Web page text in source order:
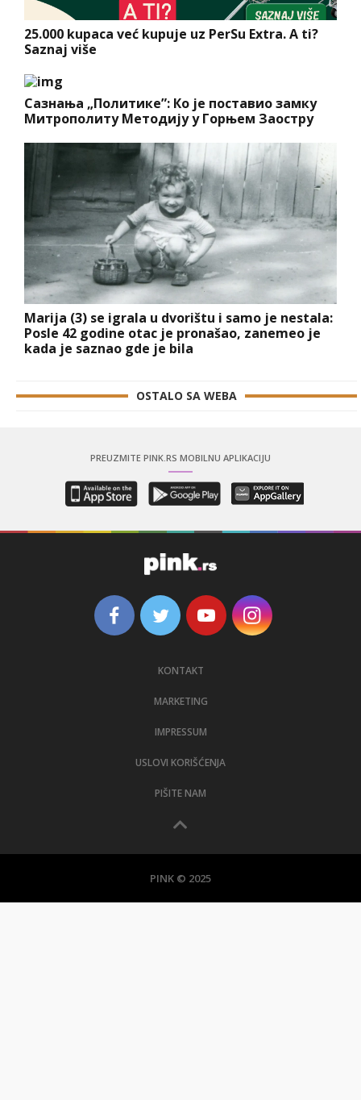
25.000 kupaca već kupuje uz PerSu Extra. A ti?
Saznaj više
Сазнања „Политике”: Ко је поставио замку
Митрополиту Методију у Горњем Заостру
Marija (3) se igrala u dvorištu i samo je nestala:
Posle 42 godine otac je pronašao, zanemeo je
kada je saznao gde je bila
OSTALO SA WEBA
PREUZMITE PINK.RS MOBILNU APLIKACIJU
KONTAKT
MARKETING
IMPRESSUM
USLOVI KORIŠĆENJA
PIŠITE NAM
PINK © 2025